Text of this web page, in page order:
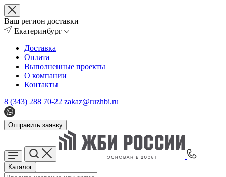
Ваш регион доставки
Екатеринбург
Доставка
Оплата
Выполненные проекты
О компании
Контакты
8 (343) 288 70-22 zakaz@ruzhbi.ru
Отправить заявку
Каталог